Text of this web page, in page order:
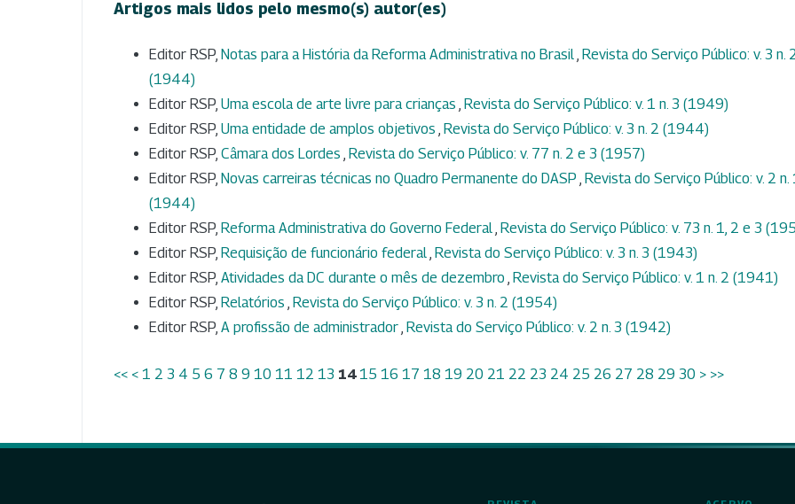
Artigos mais lidos pelo mesmo(s) autor(es)
Editor RSP, Notas para a História da Reforma Administrativa no Brasil Revista do Serviço Público: v. 3 n. 2
(1944)
Editor RSP, Uma escola de arte livre para crianças Revista do Serviço Público: v. 1 n. 3 (1949)
Editor RSP, Uma entidade de amplos objetivos Revista do Serviço Público: v. 3 n. 2 (1944)
Editor RSP, Câmara dos Lordes Revista do Serviço Público: v. 77 n. 2 e 3 (1957)
Editor RSP, Novas carreiras técnicas no Quadro Permanente do DASP Revista do Serviço Público: v. 2 n.
(1944)
Editor RSP, Reforma Administrativa do Governo Federal Revista do Serviço Público: v. 73 n. 1, 2 e 3
Editor RSP, Requisição de funcionário federal Revista do Serviço Público: v. 3 n. 3 (1943)
Editor RSP, Atividades da DC durante o mês de dezembro Revista do Serviço Público: v. 1 n. 2 (1941)
Editor RSP, Relatórios Revista do Serviço Público: v. 3 n. 2 (1954)
Editor RSP, A profissão de administrador Revista do Serviço Público: v. 2 n. 3 (1942)
<< < 1 2 3 4 5 6 7 8 9 10 11 12 13 14 15 16 17 18 19 20 21 22 23 24 25 26 27 28 29 30 > >>